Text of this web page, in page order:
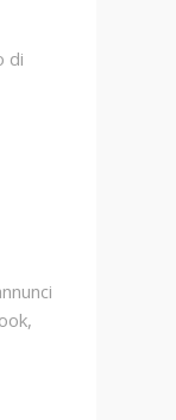
di